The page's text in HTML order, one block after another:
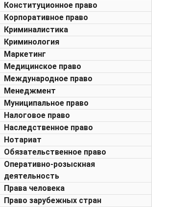
Конституционное право
Корпоративное право
Криминалистика
Криминология
Маркетинг
Медицинское право
Международное право
Менеджмент
Муниципальное право
Налоговое право
Наследственное право
Нотариат
Обязательственное право
Оперативно-розыскная
деятельность
Права человека
Право зарубежных стран